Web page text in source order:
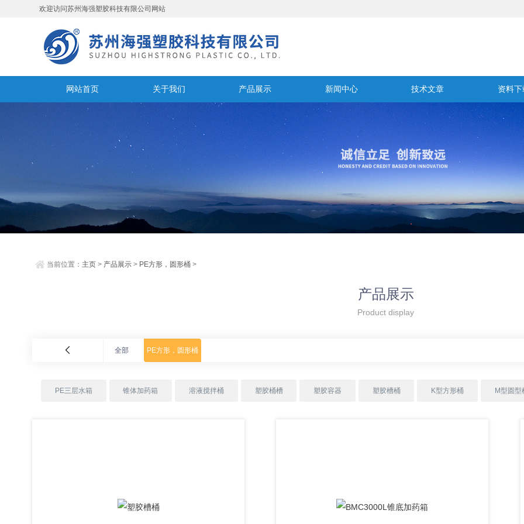
欢迎访问苏州海强塑胶科技有限公司网站
网站首页 关于我们 产品展示 新闻中心 技术文章 资料下
当前位置： 主页 > 产品展示 > PE方形，圆形桶 >
产品展示
Product display
全部 PE方形，圆形桶
PE三层水箱 锥体加药箱 溶液搅拌桶 塑胶桶槽 塑胶容器 塑胶槽桶 K型方形桶 M型圆型